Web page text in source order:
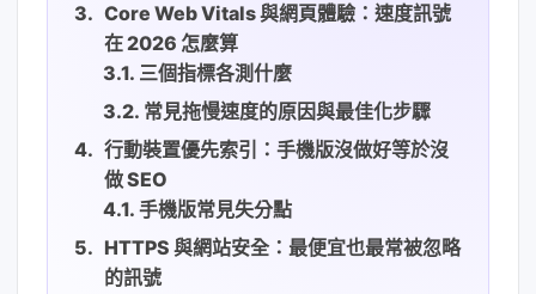
Core Web Vitals 與網頁體驗：速度訊號
在 2026 怎麼算
三個指標各測什麼
常見拖慢速度的原因與最佳化步驟
行動裝置優先索引：手機版沒做好等於沒
做 SEO
手機版常見失分點
HTTPS 與網站安全：最便宜也最常被忽略
的訊號